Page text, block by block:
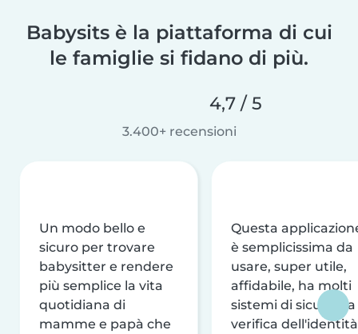
Babysits è la piattaforma di cui
le famiglie si fidano di più.
4,7 / 5
3.400+ recensioni
Un modo bello e
sicuro per trovare
babysitter e rendere
più semplice la vita
quotidiana di
mamme e papà che
Questa
è semplicissima da
usare, super utile,
affidabile, ha molti
sistemi di sicurezza
verifica dell'identità